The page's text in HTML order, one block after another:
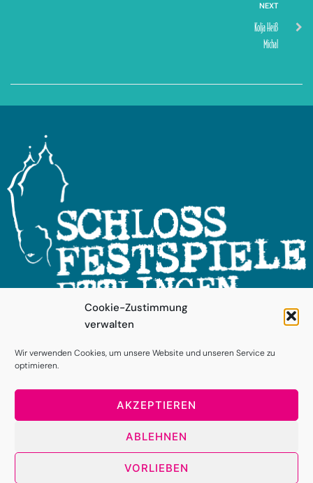
Cookie-Zustimmung
verwalten
Wir verwenden Cookies, um unsere Website und unseren Service zu
optimieren.
AKZEPTIEREN
ABLEHNEN
VORLIEBEN
NEXT
Kolja Heiß
Michal
FOLGEN SIE UNS!